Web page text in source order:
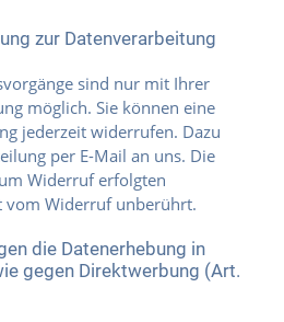
zur Datenverarbeitung
sind nur mit Ihrer
möglich. Sie können eine
jederzeit widerrufen. Dazu
per E-Mail an uns. Die
Widerruf erfolgten
vom Widerruf unberührt.
die Datenerhebung in
gegen Direktwerbung (Art.